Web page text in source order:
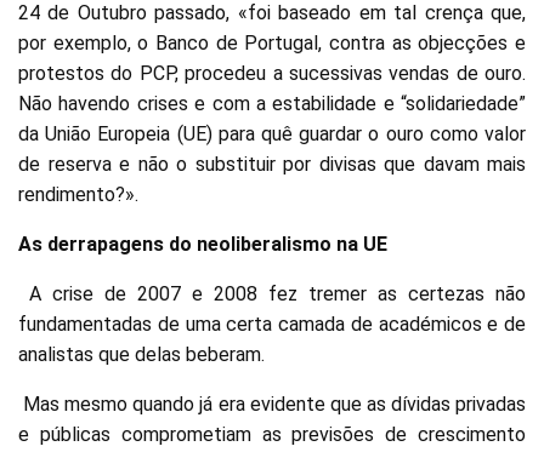
24 de Outubro passado, «foi baseado em tal crença que,
por exemplo, o Banco de Portugal, contra as objecções e
protestos do PCP, procedeu a sucessivas vendas de ouro.
Não havendo crises e com a estabilidade e “solidariedade”
da União Europeia (UE) para quê guardar o ouro como valor
de reserva e não o substituir por divisas que davam mais
rendimento?».
As derrapagens do neoliberalismo na UE
A crise de 2007 e 2008 fez tremer as certezas não
fundamentadas de uma certa camada de académicos e de
analistas que delas beberam.
Mas mesmo quando já era evidente que as dívidas privadas
e públicas comprometiam as previsões de crescimento